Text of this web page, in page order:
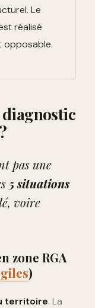
Le
réalisé
opposable.
pas une
5 situations
voire
zone RGA
)
territoire. La